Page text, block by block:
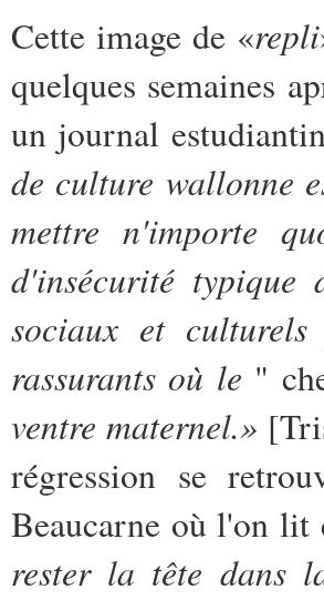
Cette image de «repli
quelques semaines
un journal
de culture wallonne
mettre n'importe
d'insécurité
sociaux et
rassurants où le "
ventre maternel.»
régression se
Beaucarne où l'on lit
rester la tête dans